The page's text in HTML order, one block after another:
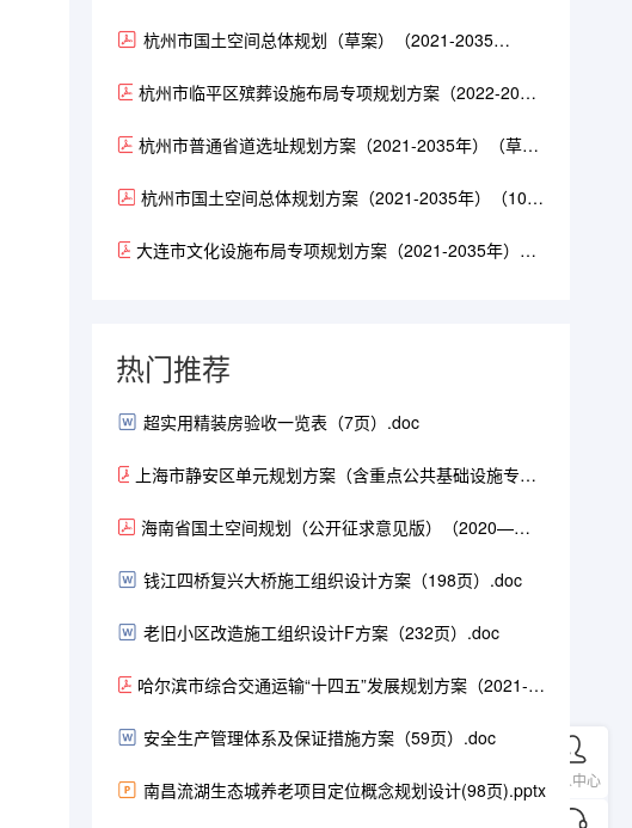
个人中心
杭州市国土空间总体规划（草案）（2021-2035
杭州市临平区殡葬设施布局专项规划方案（2022-2035
杭州市普通省道选址规划方案（2021-2035年）（草
杭州市国土空间总体规划方案（2021-2035年）（101
大连市文化设施布局专项规划方案（2021-2035年）
热门推荐
超实用精装房验收一览表（7页）.doc
上海市静安区单元规划方案（含重点公共基础设施专项
海南省国土空间规划（公开征求意见版）（2020—
钱江四桥复兴大桥施工组织设计方案（198页）.doc
老旧小区改造施工组织设计F方案（232页）.doc
哈尔滨市综合交通运输“十四五”发展规划方案（2021-
安全生产管理体系及保证措施方案（59页）.doc
南昌流湖生态城养老项目定位概念规划设计(98页).pptx